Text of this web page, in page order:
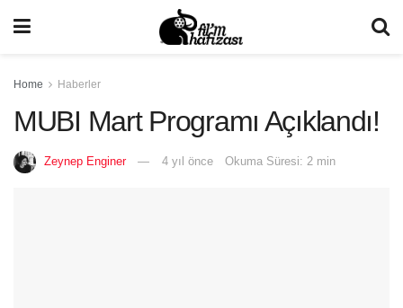
Home Haberler
MUBI Mart Programı Açıklandı!
Zeynep Enginer 4 yıl önce Okuma Süresi: 2 min